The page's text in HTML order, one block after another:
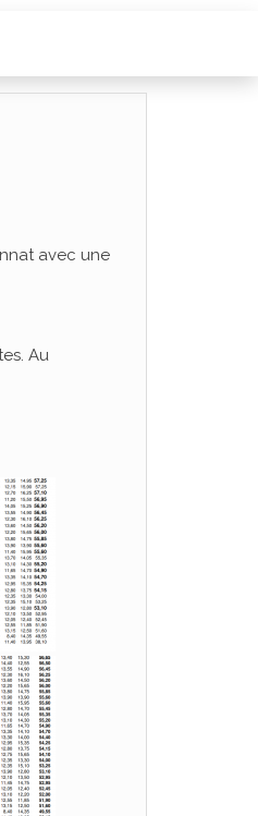
avec une
Au